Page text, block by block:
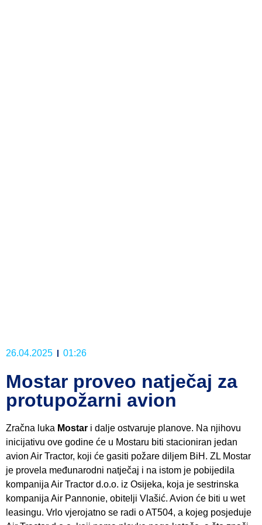
26.04.2025 01:26
Mostar proveo natječaj za
protupožarni avion
Zračna luka Mostar i dalje ostvaruje planove. Na njihovu
inicijativu ove godine će u Mostaru biti stacioniran jedan
avion Air Tractor, koji će gasiti požare diljem BiH. ZL Mostar
je provela međunarodni natječaj i na istom je pobijedila
kompanija Air Tractor d.o.o. iz Osijeka, koja je sestrinska
kompanija Air Pannonie, obitelji Vlašić. Avion će biti u wet
leasingu. Vrlo vjerojatno se radi o AT504, a kojeg posjeduje